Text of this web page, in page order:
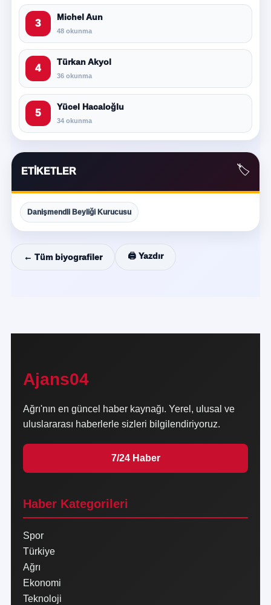
3
Michel Aun
48 okunma
4
Türkan Akyol
36 okunma
5
Yücel Hacaloğlu
34 okunma
ETIKETLER 🏷️
Danişmendli Beyliği Kurucusu
← Tüm biyografiler 🖨️ Yazdır
Ajans04
Ağrı'nın en güncel haber kaynağı. Yerel, ulusal ve
uluslararası haberlerle sizleri bilgilendiriyoruz.
7/24 Haber
Haber Kategorileri
Spor
Türkiye
Ağrı
Ekonomi
Teknoloji